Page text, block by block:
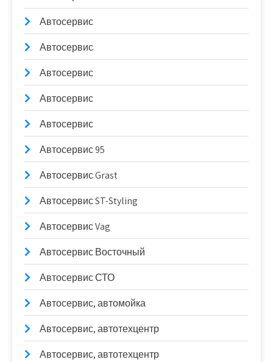
Автосервис
Автосервис
Автосервис
Автосервис
Автосервис
Автосервис 95
Автосервис Grast
Автосервис ST-Styling
Автосервис Vag
Автосервис Восточный
Автосервис СТО
Автосервис, автомойка
Автосервис, автотехцентр
Автосервис, автотехцентр